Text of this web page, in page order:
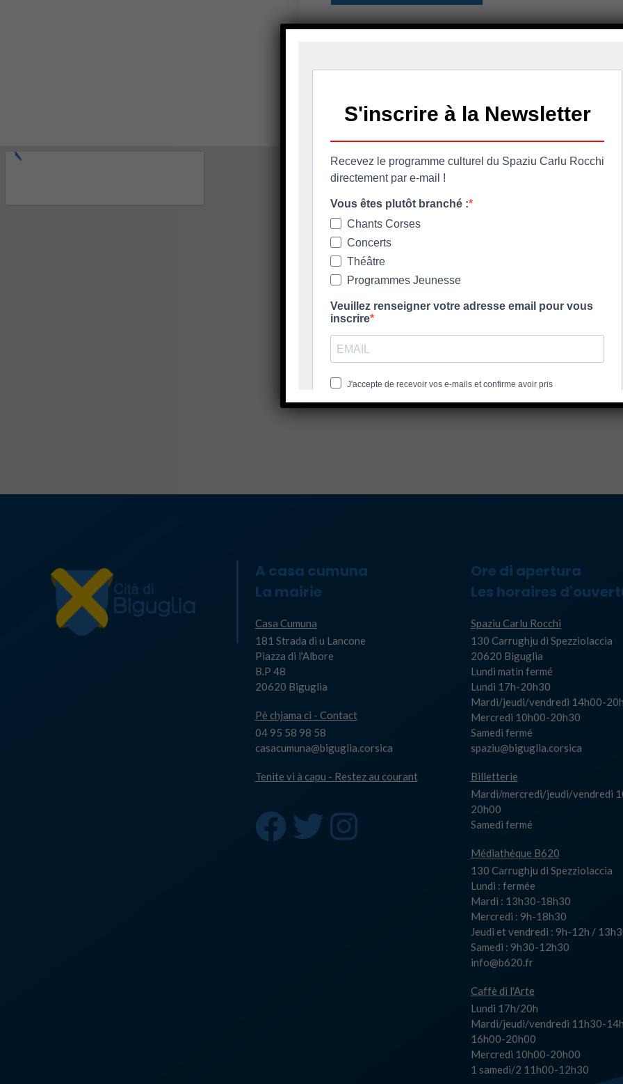
A casa cumuna
La mairie
Casa Cumuna
181 Strada di u Lancone
Piazza di l'Albore
B.P 48
20620 Biguglia
Pè chjama ci - Contact
04 95 58 98 58
casacumuna@biguglia.corsica
Tenite vi à capu - Restez au courant
Ore di apertura
Les horaires
Spaziu Carlu Rocchi
130 Carrughju di Spezziolaccia
20620 Biguglia
Lundi matin fermé
Lundi 17h-20h30
Mardi/jeudi/vendredi 14h00-
Mercredi 10h00-20h30
Samedi fermé
spaziu@biguglia.corsica
Billetterie
Mardi/mercredi/jeudi/vendredi
20h00
Samedi fermé
Médiathèque B620
130 Carrughju di Spezziolaccia
Lundi : fermée
Mardi : 13h30-18h30
Mercredi : 9h-18h30
Jeudi et vendredi : 9h-12h /
Samedi : 9h30-12h30
info@b620.fr
Caffè di l'Arte
Lundi 17h/20h
Mardi/jeudi/vendredi 11h30-
16h00-20h00
Mercredi 10h00-20h00
1 samedi/2 11h00-12h30